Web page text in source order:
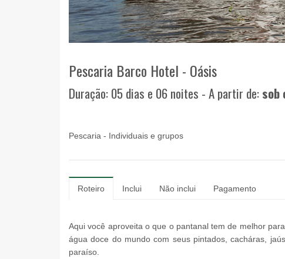
Pescaria Barco Hotel - Oásis
Duração: 05 dias e 06 noites - A partir de:sob
Pescaria - Individuais e grupos
Roteiro Inclui Não inclui Pagamento
Aqui você aproveita o que o pantanal tem de melhor
água doce do mundo com seus pintados, cacháras,
paraíso.